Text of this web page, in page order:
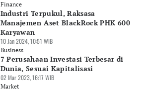
Finance
Industri Terpukul, Raksasa
Manajemen Aset BlackRock PHK 600
Karyawan
10 Jan 2024, 10:51 WIB
Business
7 Perusahaan Investasi Terbesar di
Dunia, Sesuai Kapitalisasi
02 Mar 2023, 16:17 WIB
Market